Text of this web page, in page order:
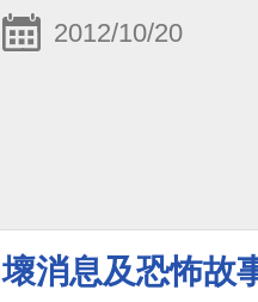
2012/10/20
壞消息及恐怖故